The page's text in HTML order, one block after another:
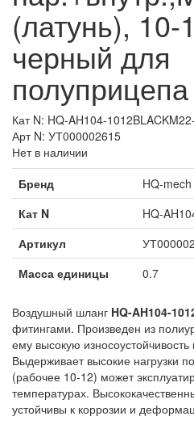
(латунь), 10-
черный для
полуприцепа
Кат N: HQ-AH104-
Арт N: УТ000002615
Нет в наличии
Бренд
HQ-mech
Кат N
HQ-
Артикул
Масса единицы
0.7
Воздушный шланг HQ-AH104-
фитингами. Произведен из
ему высокую износоустойчивость
Выдерживает высокие нагрузки
(рабочее 10-12) может
температурах.
устойчивы к коррозии и